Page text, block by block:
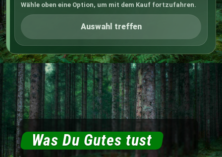
Wähle oben eine Option, um mit dem Kauf fortzufahren.
Auswahl treffen
Was Du Gutes tust